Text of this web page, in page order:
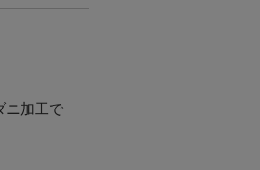
ニ加工で